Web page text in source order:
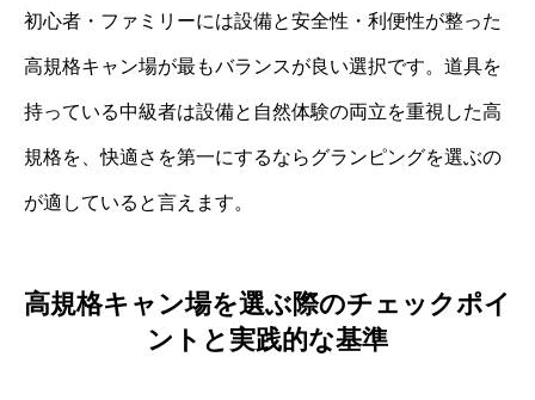
初心者・ファミリーには設備と安全性・利便性が整った
高規格キャン場が最もバランスが良い選択です。道具を
持っている中級者は設備と自然体験の両立を重視した高
規格を、快適さを第一にするならグランピングを選ぶの
が適していると言えます。
高規格キャン場を選ぶ際のチェックポイ
ントと実践的な基準